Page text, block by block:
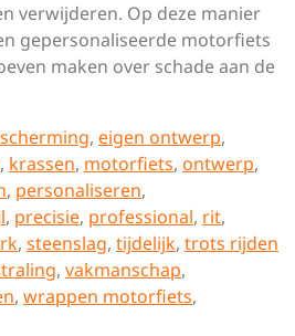
verwijderen. Op deze manier
gepersonaliseerde motorfiets
maken over schade aan de
, eigen ontwerp,
, krassen, motorfiets, ontwerp,
, personaliseren,
, precisie, professional, rit,
, steenslag, tijdelijk, trots rijden
, vakmanschap,
, wrappen motorfiets,